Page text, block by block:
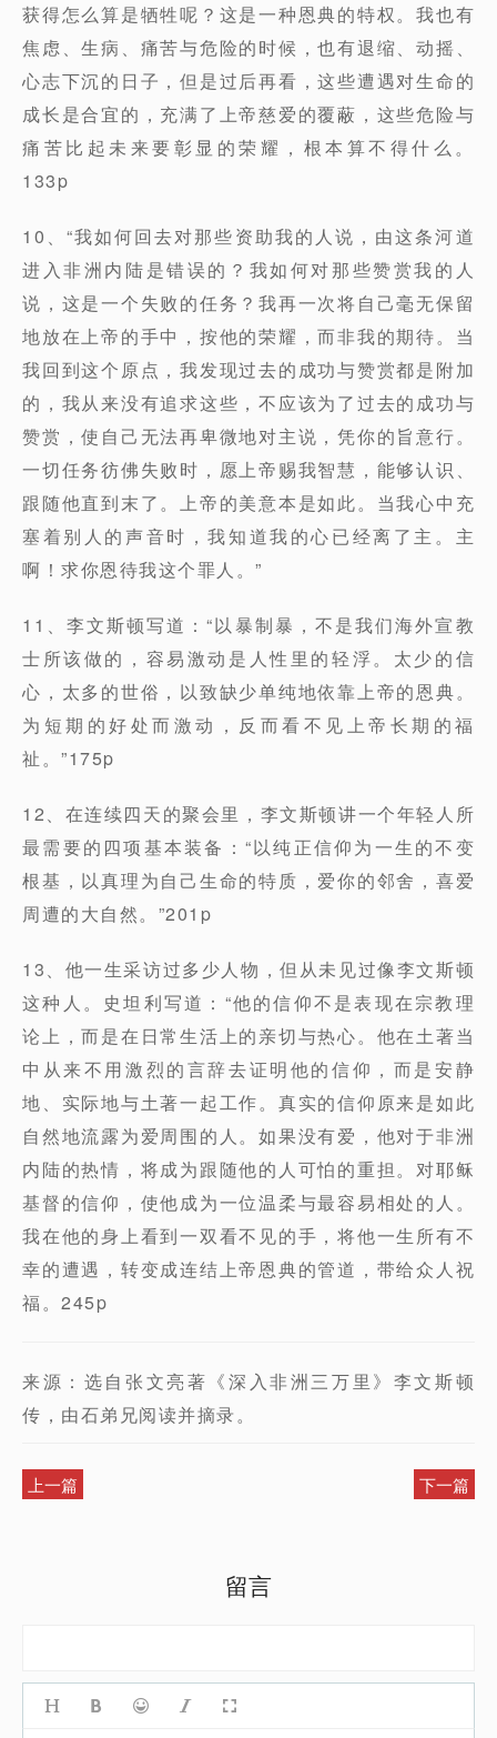
获得怎么算是牺牲呢？这是一种恩典的特权。我也有
焦虑、生病、痛苦与危险的时候，也有退缩、动摇、
心志下沉的日子，但是过后再看，这些遭遇对生命的
成长是合宜的，充满了上帝慈爱的覆蔽，这些危险与
痛苦比起未来要彰显的荣耀，根本算不得什么。
133p
10、“我如何回去对那些资助我的人说，由这条河道
进入非洲内陆是错误的？我如何对那些赞赏我的人
说，这是一个失败的任务？我再一次将自己毫无保留
地放在上帝的手中，按他的荣耀，而非我的期待。当
我回到这个原点，我发现过去的成功与赞赏都是附加
的，我从来没有追求这些，不应该为了过去的成功与
赞赏，使自己无法再卑微地对主说，凭你的旨意行。
一切任务彷佛失败时，愿上帝赐我智慧，能够认识、
跟随他直到末了。上帝的美意本是如此。当我心中充
塞着别人的声音时，我知道我的心已经离了主。主
啊！求你恩待我这个罪人。”
11、李文斯顿写道：“以暴制暴，不是我们海外宣教
士所该做的，容易激动是人性里的轻浮。太少的信
心，太多的世俗，以致缺少单纯地依靠上帝的恩典。
为短期的好处而激动，反而看不见上帝长期的福
祉。”175p
12、在连续四天的聚会里，李文斯顿讲一个年轻人所
最需要的四项基本装备：“以纯正信仰为一生的不变
根基，以真理为自己生命的特质，爱你的邻舍，喜爱
周遭的大自然。”201p
13、他一生采访过多少人物，但从未见过像李文斯顿
这种人。史坦利写道：“他的信仰不是表现在宗教理
论上，而是在日常生活上的亲切与热心。他在土著当
中从来不用激烈的言辞去证明他的信仰，而是安静
地、实际地与土著一起工作。真实的信仰原来是如此
自然地流露为爱周围的人。如果没有爱，他对于非洲
内陆的热情，将成为跟随他的人可怕的重担。对耶稣
基督的信仰，使他成为一位温柔与最容易相处的人。
我在他的身上看到一双看不见的手，将他一生所有不
幸的遭遇，转变成连结上帝恩典的管道，带给众人祝
福。245p
来源：选自张文亮著《深入非洲三万里》李文斯顿
传，由石弟兄阅读并摘录。
上一篇 下一篇
留言